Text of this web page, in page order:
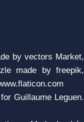
by vectors Market,
made by freepik,
Guillaume Leguen.